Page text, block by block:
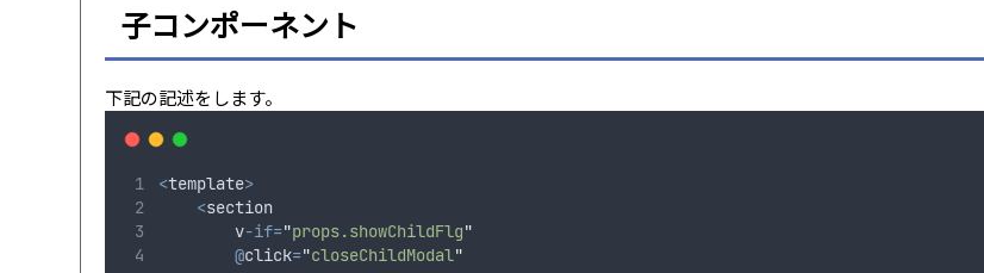
子コンポーネント
下記の記述をします。
<template>
<section
        v
-if="props.showChildFlg"
@click="closeChildModal"